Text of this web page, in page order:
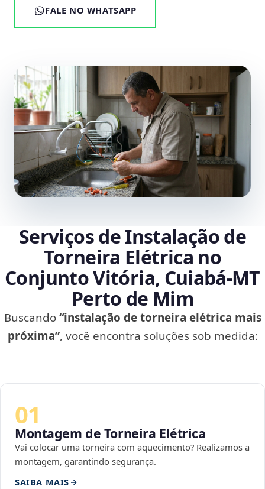
FALE NO WHATSAPP
Serviços de Instalação de
Torneira Elétrica no
Conjunto Vitória, Cuiabá‑MT
Perto de Mim
Buscando“instalação de torneira elétrica mais
próxima”, você encontra soluções sob medida:
01
Montagem de Torneira Elétrica
Vai colocar uma torneira com aquecimento? Realizamos a
montagem, garantindo segurança.
SAIBA MAIS